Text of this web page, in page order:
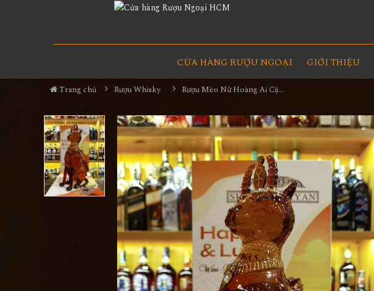
CỬA HÀNG RƯỢU NGOẠI GIỚI THIỆU
Trang chủ Rượu Whisky Rượu Mèo Nữ Hoàng Ai Cập Gold 23K